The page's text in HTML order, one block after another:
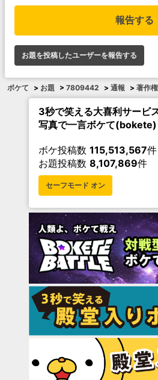
報告する
お題を投稿したユーザーを報告する
ボケて > お題 > 7809442 > 通報 > 著作権
3秒で笑える大喜利サービ
写真で一言ボケて(bokete)
ボケ投稿数 115,513,567件
お題投稿数 8,107,869件
セーフモード オン